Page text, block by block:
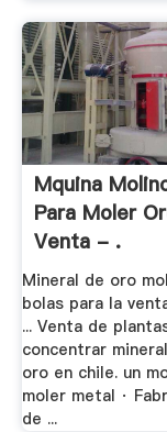
Mquina
Para Moler
Venta - .
Mineral de oro
bolas para la
... Venta de
concentrar
oro en chile. un
moler metal ·
de ...